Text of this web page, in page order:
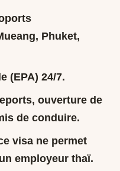
Phuket,
(EPA) 24/7.
ouverture de
de conduire.
visa ne permet
employeur thaï.